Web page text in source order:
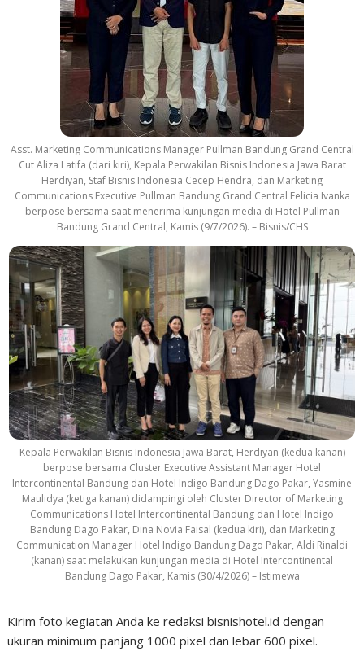
Asst. Marketing Communications Manager Pullman Bandung Grand Central
Cut Aliza Latifa (dari kiri), Kepala Perwakilan Bisnis Indonesia Jawa Barat
Herdiyan, Staf Bisnis Indonesia Cecep Hendra, dan Marketing
Communications Executive Pullman Bandung Grand Central Felicia Ivanka
berpose bersama saat menerima kunjungan media di Hotel Pullman
Bandung Grand Central, Kamis (9/7/2026). – Bisnis/CHS
Kepala Perwakilan Bisnis Indonesia Jawa Barat, Herdiyan (kedua kanan)
berpose bersama Cluster Executive Assistant Manager Hotel
Intercontinental Bandung dan Hotel Indigo Bandung Dago Pakar, Yasmine
Maulidya (ketiga kanan) didampingi oleh Cluster Director of Marketing
Communications Hotel Intercontinental Bandung dan Hotel Indigo
Bandung Dago Pakar, Dina Novia Faisal (kedua kiri), dan Marketing
Communication Manager Hotel Indigo Bandung Dago Pakar, Aldi Rinaldi
(kanan) saat melakukan kunjungan media di Hotel Intercontinental
Bandung Dago Pakar, Kamis (30/4/2026) – Istimewa
Kirim foto kegiatan Anda ke redaksi bisnishotel.id dengan
ukuran minimum panjang 1000 pixel dan lebar 600 pixel.